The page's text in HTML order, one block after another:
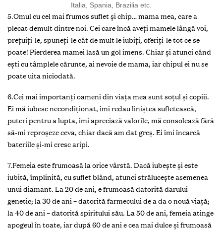
Italia, Spania, Brazilia etc.
5.Omul cu cel mai frumos suflet și chip… mama mea, care a
plecat demult dintre noi. Cei care încă aveţi mamele lângă voi,
preţuiţi-le, spuneți-le cât de mult le iubiți, oferiţi-le tot ce se
poate! Pierderea mamei lasă un gol imens. Chiar și atunci când
ești cu tâmplele cărunte, ai nevoie de mama, iar chipul ei nu se
poate uita niciodată.
6.Cei mai importanți oameni din viața mea sunt soțul și copiii.
Ei mă iubesc necondiționat, îmi redau liniștea sufletească,
puteri pentru a lupta, îmi apreciază valorile, mă consolează fără
să-mi reproșeze ceva, chiar dacă am dat greș. Ei îmi încarcă
bateriile și-mi cresc aripi.
7.Femeia este frumoasă la orice vârstă. Dacă iubește și este
iubită, împlinită, cu suflet blând, atunci strălucește asemenea
unui diamant. La 20 de ani, e frumoasă datorită darului
genetic; la 30 de ani – datorită farmecului de a da o nouă viață;
la 40 de ani – datorită spiritului său. La 50 de ani, femeia atinge
apogeul în toate, iar după 60 de ani e cea mai dulce și frumoasă